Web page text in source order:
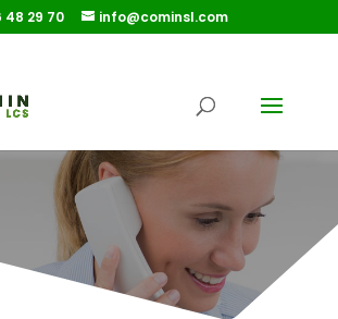
48 29 70 info@cominsl.com